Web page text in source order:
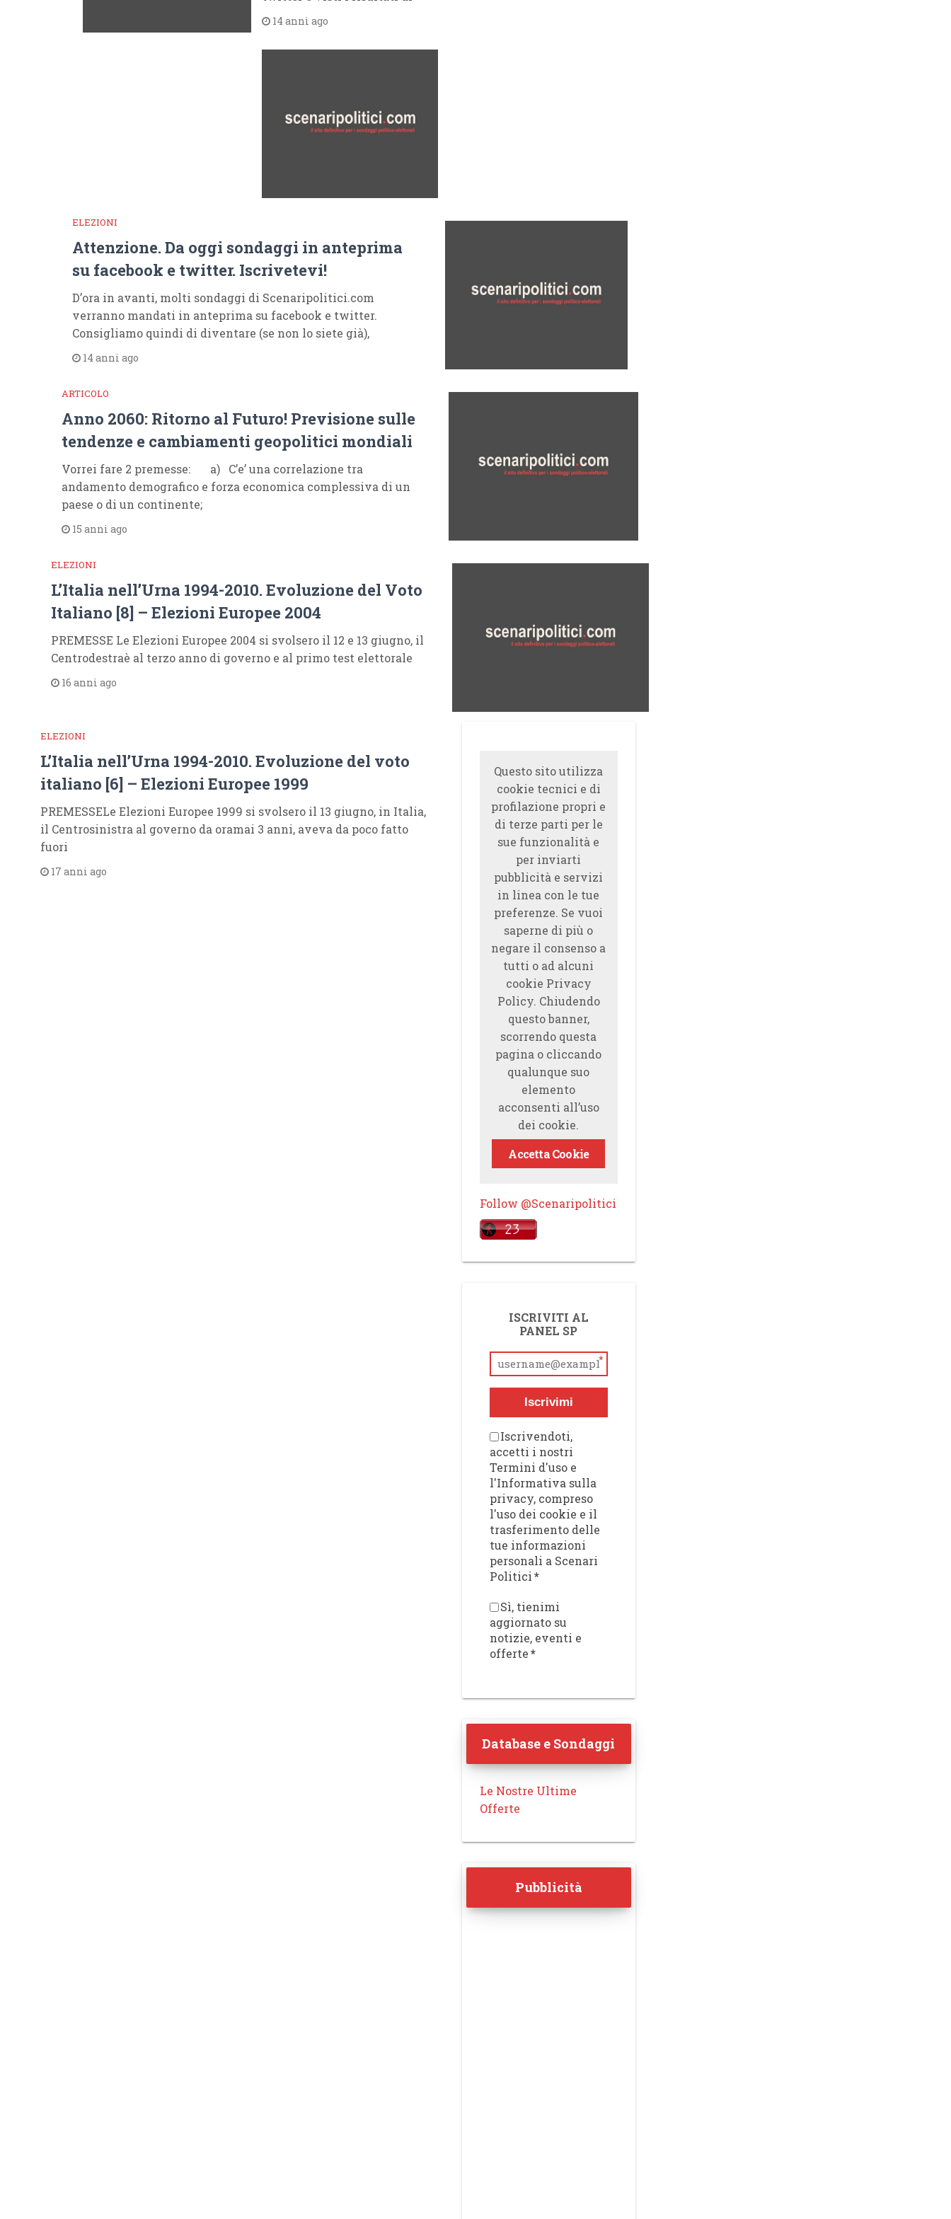
14 anni ago
ELEZIONI
Attenzione. Da oggi sondaggi in anteprima
su facebook e twitter. Iscrivetevi!
D’ora in avanti, molti sondaggi di Scenaripolitici.com
verranno mandati in anteprima su facebook e twitter.
Consigliamo quindi di diventare (se non lo siete già),
14 anni ago
ARTICOLO
Anno 2060: Ritorno al Futuro! Previsione sulle
tendenze e cambiamenti geopolitici mondiali
Vorrei fare 2 premesse: a) C’e’ una correlazione tra
andamento demografico e forza economica complessiva di un
paese o di un continente;
15 anni ago
ELEZIONI
L’Italia nell’Urna 1994-2010. Evoluzione del Voto
Italiano [8] – Elezioni Europee 2004
PREMESSE Le Elezioni Europee 2004 si svolsero il 12 e 13 giugno, il
Centrodestraè al terzo anno di governo e al primo test elettorale
16 anni ago
ELEZIONI
L’Italia nell’Urna 1994-2010. Evoluzione del voto
italiano [6] – Elezioni Europee 1999
PREMESSELe Elezioni Europee 1999 si svolsero il 13 giugno, in Italia,
il Centrosinistra al governo da oramai 3 anni, aveva da poco fatto
fuori
17 anni ago
Questo sito utilizza
cookie tecnici e di
profilazione propri e
di terze parti per le
sue funzionalità e
per inviarti
pubblicità e servizi
in linea con le tue
preferenze. Se vuoi
saperne di più o
negare il consenso a
tutti o ad alcuni
cookie Privacy
Policy. Chiudendo
questo banner,
scorrendo questa
pagina o cliccando
qualunque suo
elemento
acconsenti all’uso
dei cookie.
Accetta Cookie
Follow @Scenaripolitici
ISCRIVITI AL
PANEL SP
*
Iscrivimi
Iscrivendoti,
accetti i nostri
Termini d'uso e
l'Informativa sulla
privacy, compreso
l'uso dei cookie e il
trasferimento delle
tue informazioni
personali a Scenari
Politici*
Sì, tienimi
aggiornato su
notizie, eventi e
offerte*
Database e Sondaggi
Le Nostre Ultime
Offerte
Pubblicità